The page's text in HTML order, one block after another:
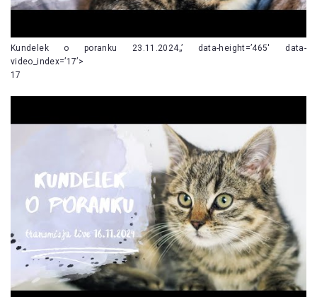
Kundelek o poranku 23.11.2024„’ data-height=’465′ data-
video_index=’17’>
17